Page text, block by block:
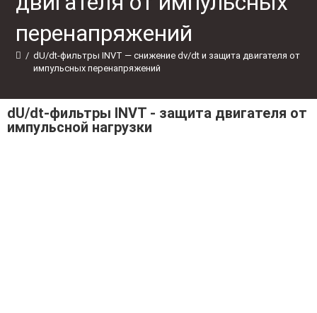
перенапряжений
/ dU/dt-фильтры INVT — снижение dv/dt и защита двигателя от
импульсных перенапряжений
dU/dt-фильтры INVT - защита двигателя от
импульсной нагрузки